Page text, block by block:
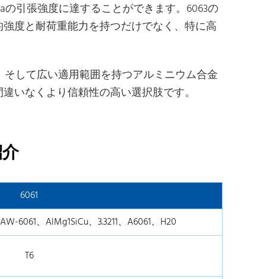
の引張強度に達することができます。6063の
度と耐荷重能力を持つだけでなく、特に高
して広い適用範囲を持つアルミニウム合金
いなくより信頼性の高い選択肢です。
6061
6061、AlMg1SiCu、3.3211、A6061、H20
T6